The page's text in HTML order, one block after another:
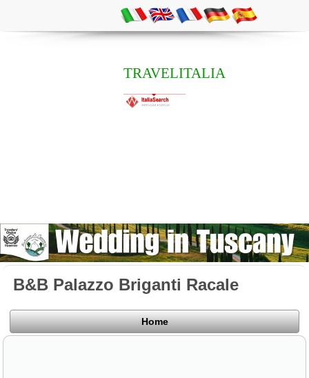
TRAVELITALIA
B&B Palazzo Briganti Racale
Home